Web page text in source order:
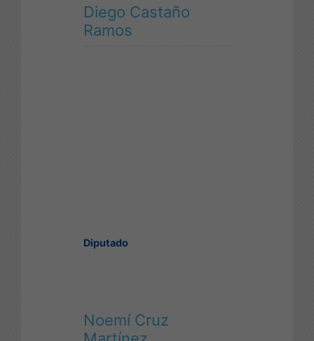
Diego Castaño
Ramos
Diputado
Noemí Cruz